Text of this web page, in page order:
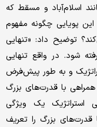
اسلام‌آباد و مسقط که
پویایی چگونه مفهوم
توضیح داد: «تنهایی
شود. در واقع تنهایی
و به طور پیش‌فرض
همراهی با قدرت‌های بزرگ
استراتژیک یک ویژگی
قدرت‌های بزرگ را تعریف